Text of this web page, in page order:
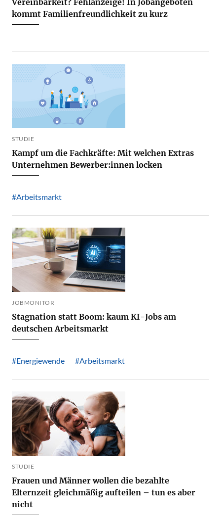
Vereinbarkeit? Fehlanzeige! In Jobangeboten
kommt Familienfreundlichkeit zu kurz
STUDIE
Kampf um die Fachkräfte: Mit welchen Extras
Unternehmen Bewerber:innen locken
#Arbeitsmarkt
JOBMONITOR
Stagnation statt Boom: kaum KI-Jobs am
deutschen Arbeitsmarkt
#Energiewende #Arbeitsmarkt
STUDIE
Frauen und Männer wollen die bezahlte
Elternzeit gleichmäßig aufteilen – tun es aber
nicht